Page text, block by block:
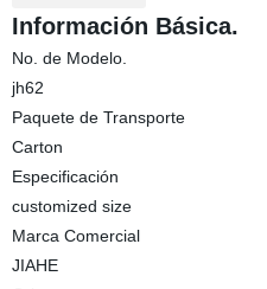
Información Básica.
No. de Modelo.
jh62
Paquete de Transporte
Carton
Especificación
customized size
Marca Comercial
JIAHE